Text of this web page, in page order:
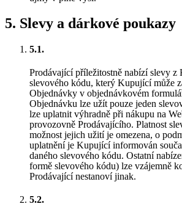
5. Slevy a dárkové poukazy
5.1.
Prodávající příležitostně nabízí slevy z
slevového kódu, který Kupující může
Objednávky v objednávkovém
Objednávku lze užít pouze jeden
lze uplatnit výhradně při nákupu na
provozovně Prodávajícího. Platnost
možnost jejich užití je omezena, o
uplatnění je Kupující informován
daného slevového kódu. Ostatní
formě slevového kódu) lze vzájemně
Prodávající nestanoví jinak.
5.2.